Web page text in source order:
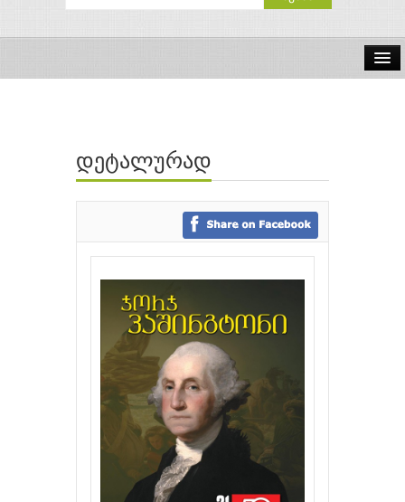
ავტორები
გამომცემლობები
დეტალურად